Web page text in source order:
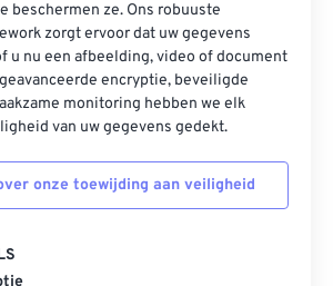
beschermen ze. Ons robuuste
zorgt ervoor dat uw gegevens
u nu een afbeelding, video of document
encryptie, beveiligde
monitoring hebben we elk
van uw gegevens gedekt.
onze toewijding aan veiligheid